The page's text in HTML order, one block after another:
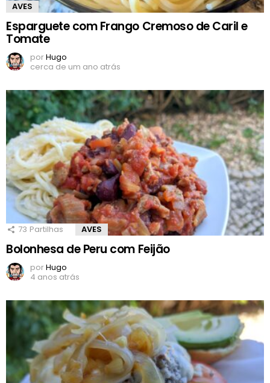
AVES
Esparguete com Frango Cremoso de Caril e
Tomate
porHugo
cerca de um ano atrás
73 Partilhas AVES
Bolonhesa de Peru com Feijão
porHugo
4 anos atrás